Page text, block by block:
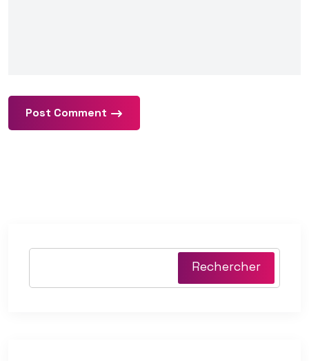
Post Comment
Rechercher